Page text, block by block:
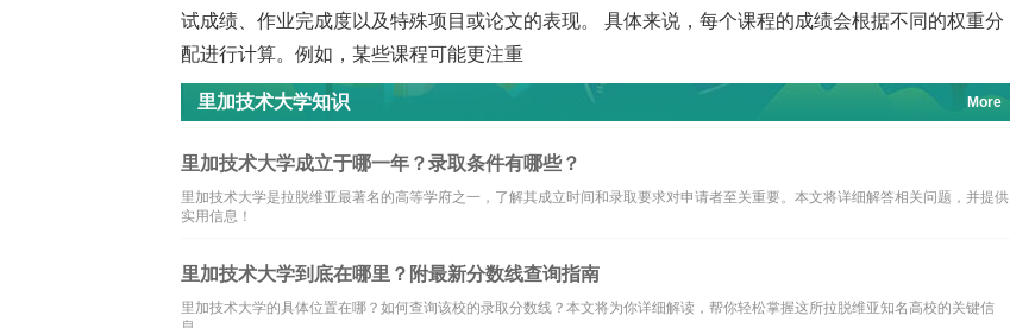
试成绩、作业完成度以及特殊项目或论文的表现。 具体来说，每个课程的成绩会根据不同的权重分
配进行计算。例如，某些课程可能更注重
里加技术大学知识 More
里加技术大学成立于哪一年？录取条件有哪些？
里加技术大学是拉脱维亚最著名的高等学府之一，了解其成立时间和录取要求对申请者至关重要。本文将详细解答相关问题，并提供
实用信息！
里加技术大学到底在哪里？附最新分数线查询指南
里加技术大学的具体位置在哪？如何查询该校的录取分数线？本文将为你详细解读，帮你轻松掌握这所拉脱维亚知名高校的关键信